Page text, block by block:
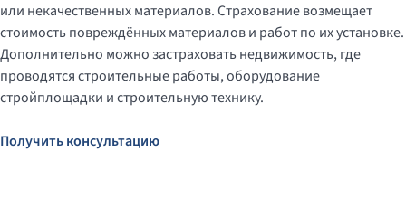
или некачественных материалов. Страхование возмещает
стоимость повреждённых материалов и работ по их установке.
Дополнительно можно застраховать недвижимость, где
проводятся строительные работы, оборудование
стройплощадки и строительную технику.
Получить консультацию